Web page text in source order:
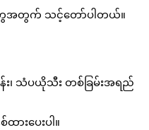
တွေအတွက် သင့်တော်ပါတယ်။
း၊ သံပယိုသီး တစ်ခြမ်းအရည်
ားပေးပါ။